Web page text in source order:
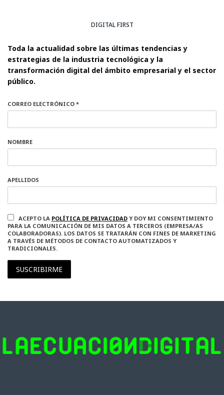
DIGITAL FIRST
Toda la actualidad sobre las últimas tendencias y
estrategias de la industria tecnológica y la
transformación digital del ámbito empresarial y el sector
público.
CORREO ELECTRÓNICO *
NOMBRE
APELLIDOS
ACEPTO LA POLÍTICA DE PRIVACIDAD Y DOY MI CONSENTIMIENTO
PARA LA COMUNICACIÓN DE MIS DATOS A TERCEROS (EMPRESA/AS
COLABORADORAS). LOS DATOS SE TRATARÁN CON FINES DE MARKETING
A TRAVÉS DE MÉTODOS DE CONTACTO AUTOMATIZADOS Y
TRADICIONALES.
SUSCRIBIRME